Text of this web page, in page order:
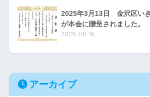
2025年3月13日 金沢区い
が本会に贈呈されました。
2025-08-16
アーカイブ